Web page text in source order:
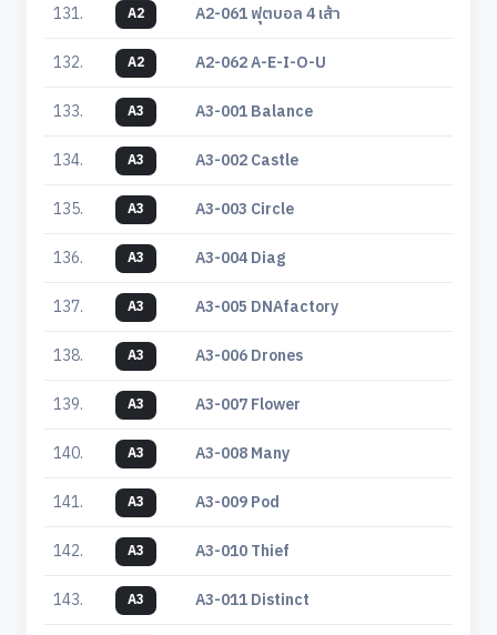
131.
A2
A2-061 ฟุตบอล 4 เส้า
132.
A2
A2-062 A-E-I-O-U
133.
A3
A3-001 Balance
134.
A3
A3-002 Castle
135.
A3
A3-003 Circle
136.
A3
A3-004 Diag
137.
A3
A3-005 DNAfactory
138.
A3
A3-006 Drones
139.
A3
A3-007 Flower
140.
A3
A3-008 Many
141.
A3
A3-009 Pod
142.
A3
A3-010 Thief
143.
A3
A3-011 Distinct